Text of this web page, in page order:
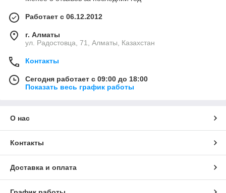
Работает с 06.12.2012
г. Алматы
ул. Радостовца, 71, Алматы, Казахстан
Контакты
Сегодня работает с 09:00 до 18:00
Показать весь график работы
О нас
Контакты
Доставка и оплата